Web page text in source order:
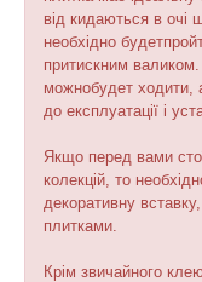
від кидаються в очі
необхідно
притискним валиком.
можнобудет ходити,
до експлуатації і
Якщо перед вами
колекцій, то
декоративну
плитками.
Крім звичайного